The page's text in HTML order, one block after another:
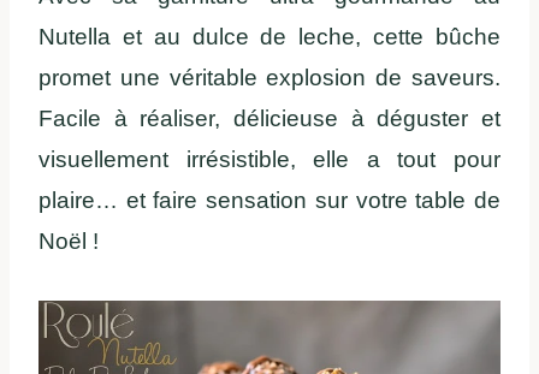
Nutella et au dulce de leche, cette bûche
promet une véritable explosion de saveurs.
Facile à réaliser, délicieuse à déguster et
visuellement irrésistible, elle a tout pour
plaire… et faire sensation sur votre table de
Noël !